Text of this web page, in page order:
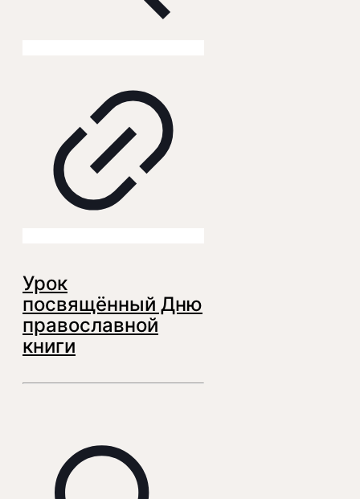
Урок
посвящённый Дню
православной
книги